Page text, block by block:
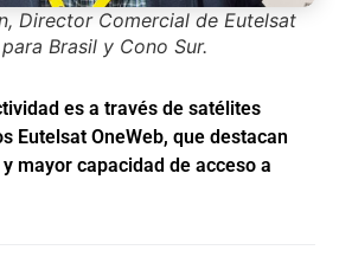
Director Comercial de Eutelsat
Brasil y Cono Sur.
es a través de satélites
Eutelsat OneWeb, que destacan
mayor capacidad de acceso a